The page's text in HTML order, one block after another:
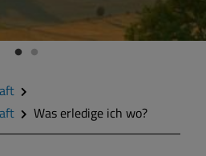
Berolzheim
Was erledige ich wo?